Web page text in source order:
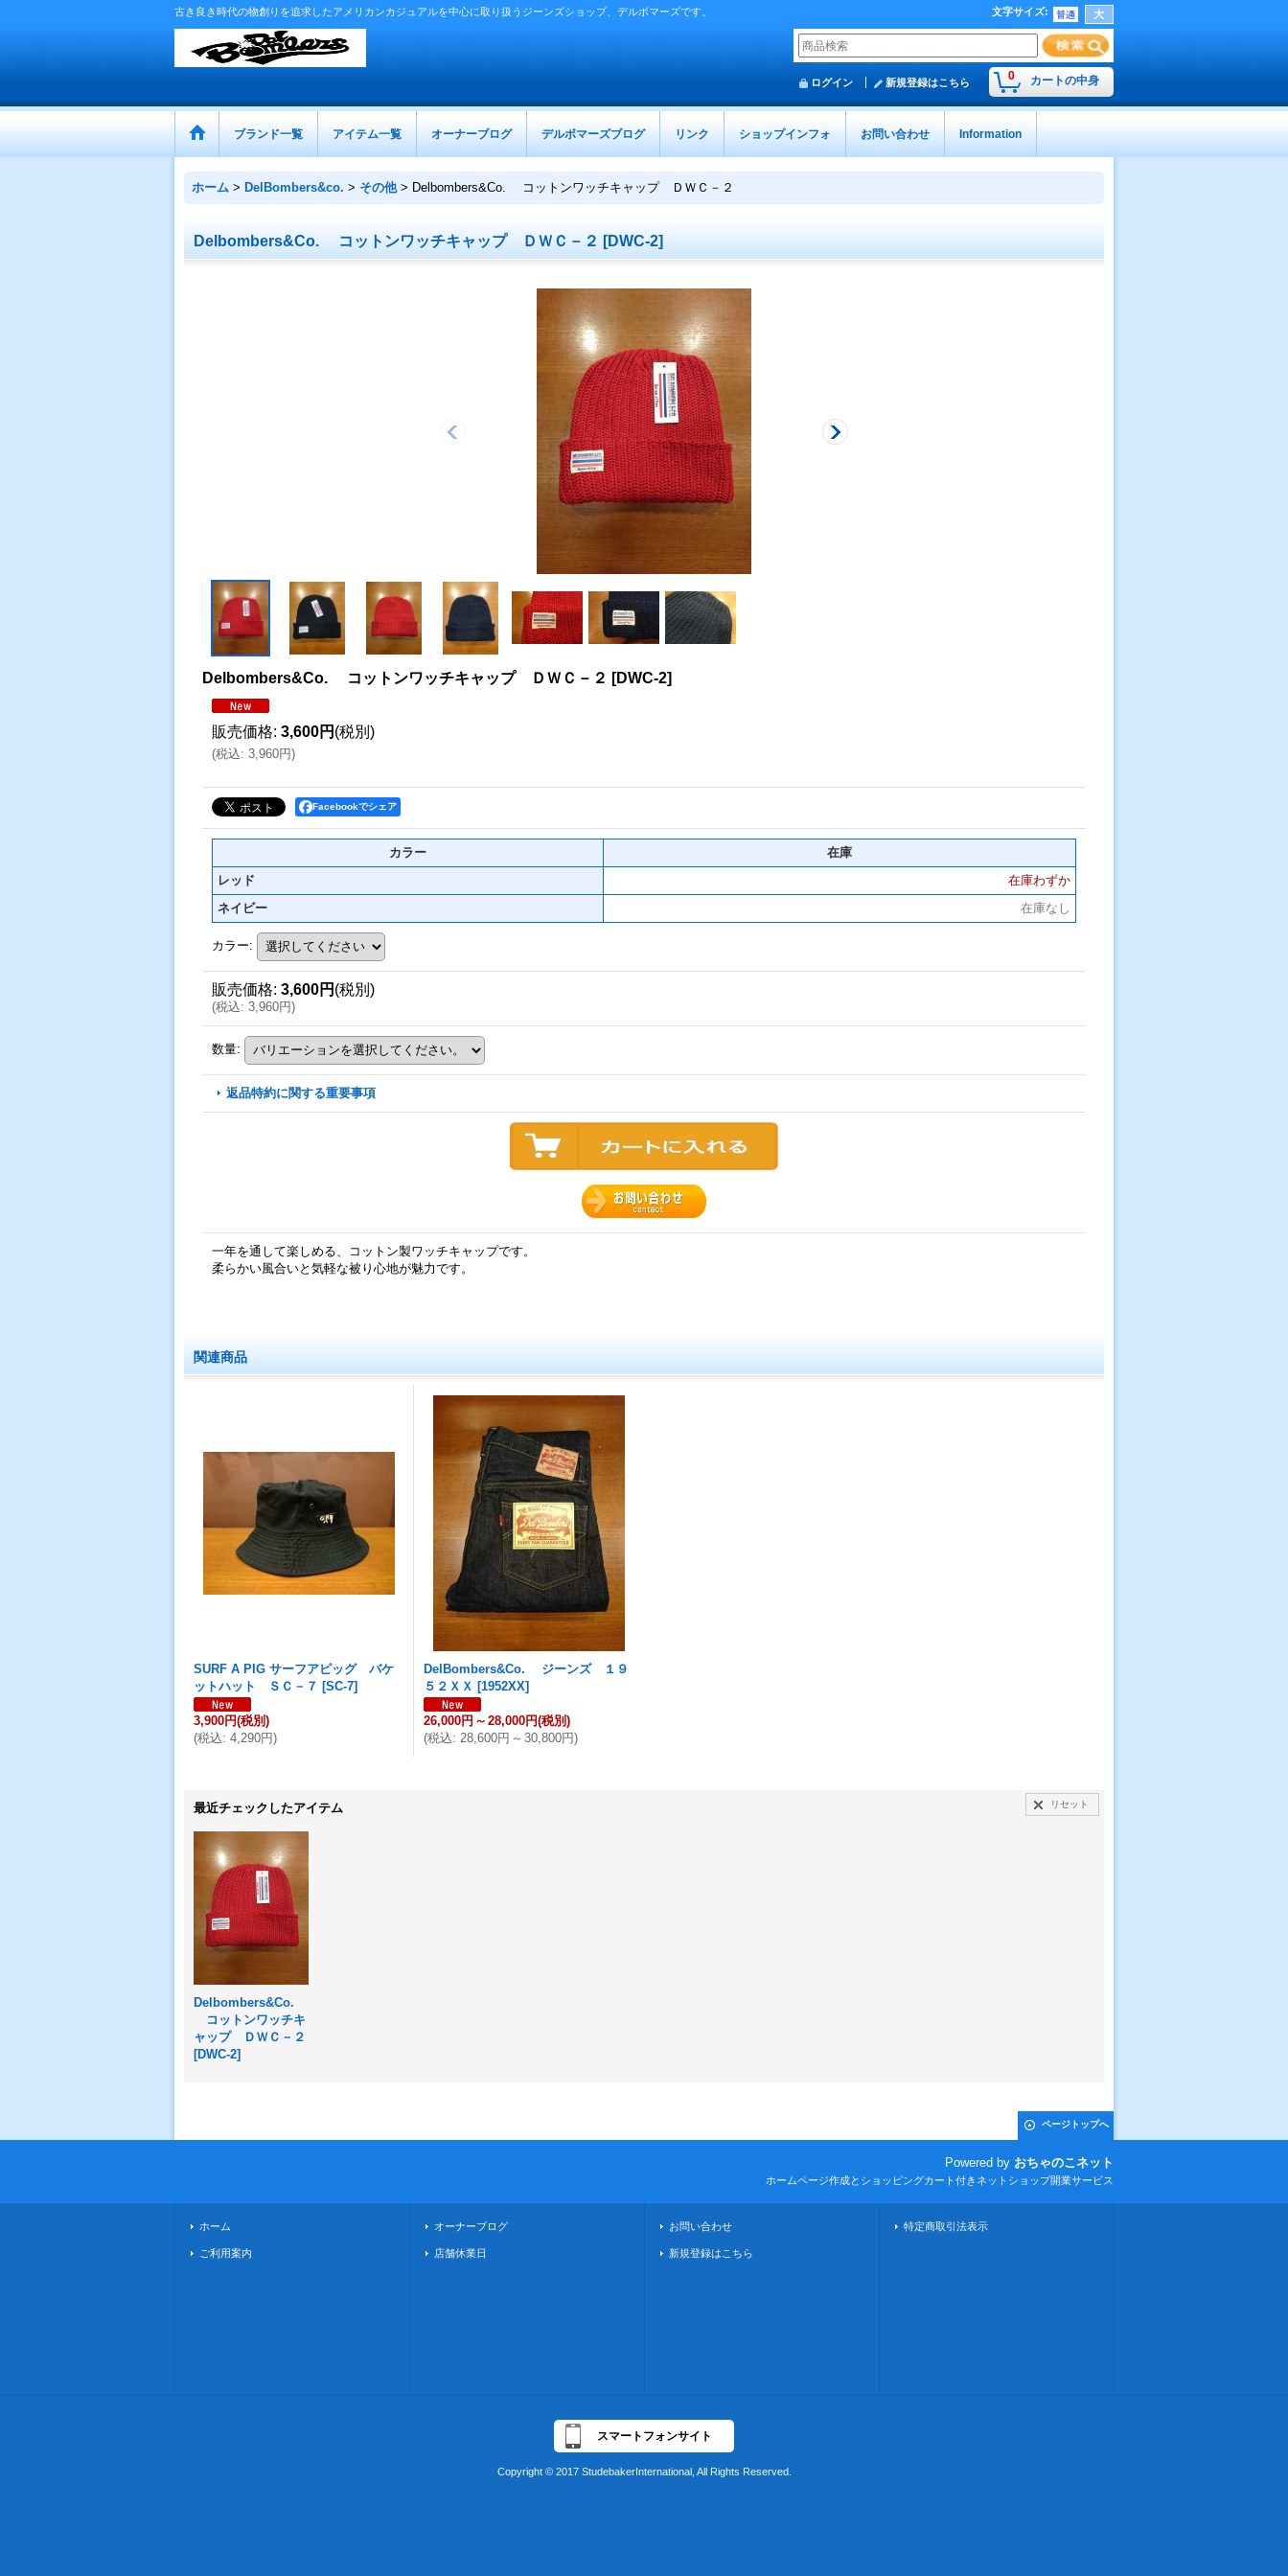
古き良き時代の物創りを追求したアメリカンカジュアルを中心に取り扱うジーンズショップ、デルボマーズです。 文字サイズ:
0 カートの中身
ログイン 新規登録はこちら
ブランド一覧 アイテム一覧 オーナーブログ デルボマーズブログ リンク ショップインフォ お問い合わせ Information
ホーム > DelBombers&co. > その他 > Delbombers&Co. コットンワッチキャップ ＤＷＣ－２
Delbombers&Co. コットンワッチキャップ ＤＷＣ－２ [DWC-2]
Delbombers&Co. コットンワッチキャップ ＤＷＣ－２ [DWC-2]
販売価格: 3,600円 (税別)
(税込: 3,960円)
Facebookでシェア
カラー
在庫
レッド
在庫わずか
ネイビー
在庫なし
カラー:
販売価格: 3,600円 (税別)
(税込: 3,960円)
数量:
返品特約に関する重要事項
一年を通して楽しめる、コットン製ワッチキャップです。
柔らかい風合いと気軽な被り心地が魅力です。
関連商品
SURF A PIG サーフアピッグ バケ
ットハット ＳＣ－７ [SC-7]
3,900円(税別)
(税込: 4,290円)
DelBombers&Co. ジーンズ １９
５２ＸＸ [1952XX]
26,000円 ～ 28,000円(税別)
(税込: 28,600円 ～ 30,800円)
最近チェックしたアイテム リセット
Delbombers&Co.
コットンワッチキ
ャップ ＤＷＣ－２
[DWC-2]
ページトップへ
Powered by おちゃのこネット
ホームページ作成とショッピングカート付きネットショップ開業サービス
ホーム
ご利用案内
オーナーブログ
店舗休業日
お問い合わせ
新規登録はこちら
特定商取引法表示
スマートフォンサイト
Copyright © 2017 StudebakerInternational, All Rights Reserved.